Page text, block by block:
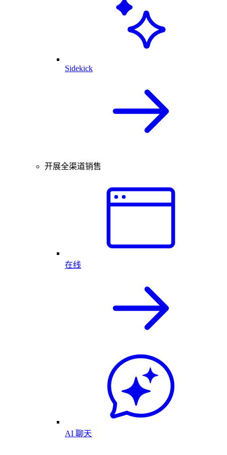
Sidekick
开展全渠道销售
在线
AI 聊天